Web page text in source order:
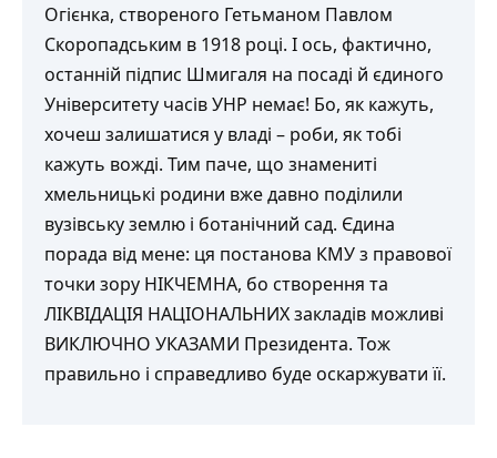
Огієнка, створеного Гетьманом Павлом
Скоропадським в 1918 році. І ось, фактично,
останній підпис Шмигаля на посаді й єдиного
Університету часів УНР немає! Бо, як кажуть,
хочеш залишатися у владі – роби, як тобі
кажуть вожді. Тим паче, що знамениті
хмельницькі родини вже давно поділили
вузівську землю і ботанічний сад. Єдина
порада від мене: ця постанова КМУ з правової
точки зору НІКЧЕМНА, бо створення та
ЛІКВІДАЦІЯ НАЦІОНАЛЬНИХ закладів можливі
ВИКЛЮЧНО УКАЗАМИ Президента. Тож
правильно і справедливо буде оскаржувати її.